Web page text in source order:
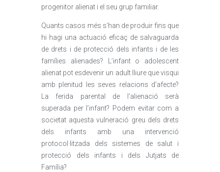
progenitor alienat i el seu grup familiar.
Quants casos més s’han de produir fins que
hi hagi una actuació eficaç de salvaguarda
de drets i de protecció dels infants i de les
famílies alienades? L’infant o adolescent
alienat pot esdevenir un adult lliure que visqui
amb plenitud les seves relacions d’afecte?
La ferida parental de l’alienació serà
superada per l’infant? Podem evitar com a
societat aquesta vulneració greu dels drets
dels infants amb una intervenció
protocol·litzada dels sistemes de salut i
protecció dels infants i dels Jutjats de
Família?